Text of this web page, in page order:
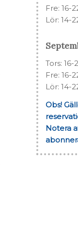
Fre: 16-
Lör: 14-
Tors: 16-
Fre: 16-
Lör: 14-
Obs!
Notera